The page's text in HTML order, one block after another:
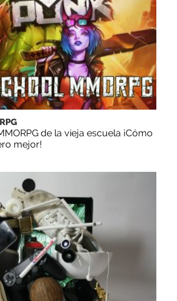
de la vieja escuela ¡Cómo
mejor!